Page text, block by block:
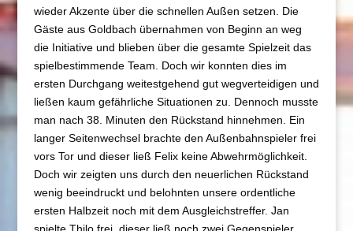
wieder Akzente über die schnellen Außen setzen. Die
Gäste aus Goldbach übernahmen von Beginn an weg
die Initiative und blieben über die gesamte Spielzeit das
spielbestimmende Team. Doch wir konnten dies im
ersten Durchgang weitestgehend gut wegverteidigen und
ließen kaum gefährliche Situationen zu. Dennoch musste
man nach 38. Minuten den Rückstand hinnehmen. Ein
langer Seitenwechsel brachte den Außenbahnspieler frei
vors Tor und dieser ließ Felix keine Abwehrmöglichkeit.
Doch wir zeigten uns durch den neuerlichen Rückstand
wenig beeindruckt und belohnten unsere ordentliche
ersten Halbzeit noch mit dem Ausgleichstreffer. Jan